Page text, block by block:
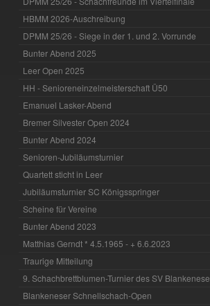
HBMM 2026-Auschreibung
DPMM 25/26 - Siege in der 1. und 2. Vorrunde
Bunter Abend 2025
Leer Open 2025
HH - Senioreneinzelmeisterschaft Ü50
Emanuel Lasker-Abend
Bremer Silvester Open 2024
Bunter Abend 2024
Senioren-Jubiläumsturnier
Quartett sticht in Leer
Jubiläumsturnier SC Königsspringer
Scheine für Vereine
Bunter Abend 2023
Matthias Gerndt * 4.5.1965 - + 6.6.2023
Traurige Mitteilung
9. Schachbrettblumen-Turnier des SV Blankenese
Blankeneser Schnellschach-Open